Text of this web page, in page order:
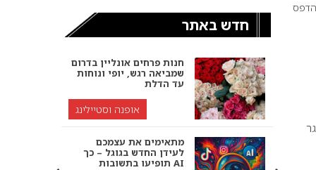
הדפס
חדש באתר
חנות פרחים אונליין בדרום
שמביאה רגש, יופי ונוחות
עד הדלת
אופנה וסטיילינג
מתאימים את עצמכם
לעידן החדש בגוגל – כך
תופיעו בתשובות AI